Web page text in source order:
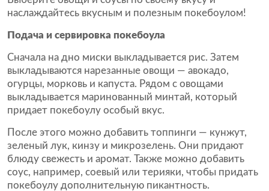
наслаждайтесь вкусным и полезным покебоулом!
Подача и сервировка покебоула
Сначала на дно миски выкладывается рис. Затем
выкладываются нарезанные овощи — авокадо,
огурцы, морковь и капуста. Рядом с овощами
выкладывается маринованный минтай, который
придает покебоулу особый вкус.
После этого можно добавить топпинги — кунжут,
зеленый лук, кинзу и микрозелень. Они придают
блюду свежесть и аромат. Также можно добавить
соус, например, соевый или терияки, чтобы придать
покебоулу дополнительную пикантность.